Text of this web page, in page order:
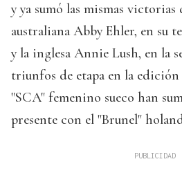
y ya sumó las mismas victorias
australiana Abby Ehler, en su
y la inglesa Annie Lush, en la
triunfos de etapa en la edición
"SCA" femenino sueco han
presente con el "Brunel"